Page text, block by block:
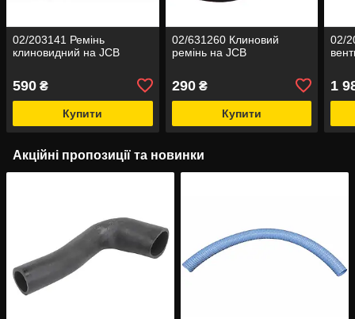
02/203141 Ремінь
клиновидний на JCB
590 ₴
Купити
02/631260 Клиновий
ремінь на JCB
290₴
Купити
02/
1
Акційні пропозиції та новинки